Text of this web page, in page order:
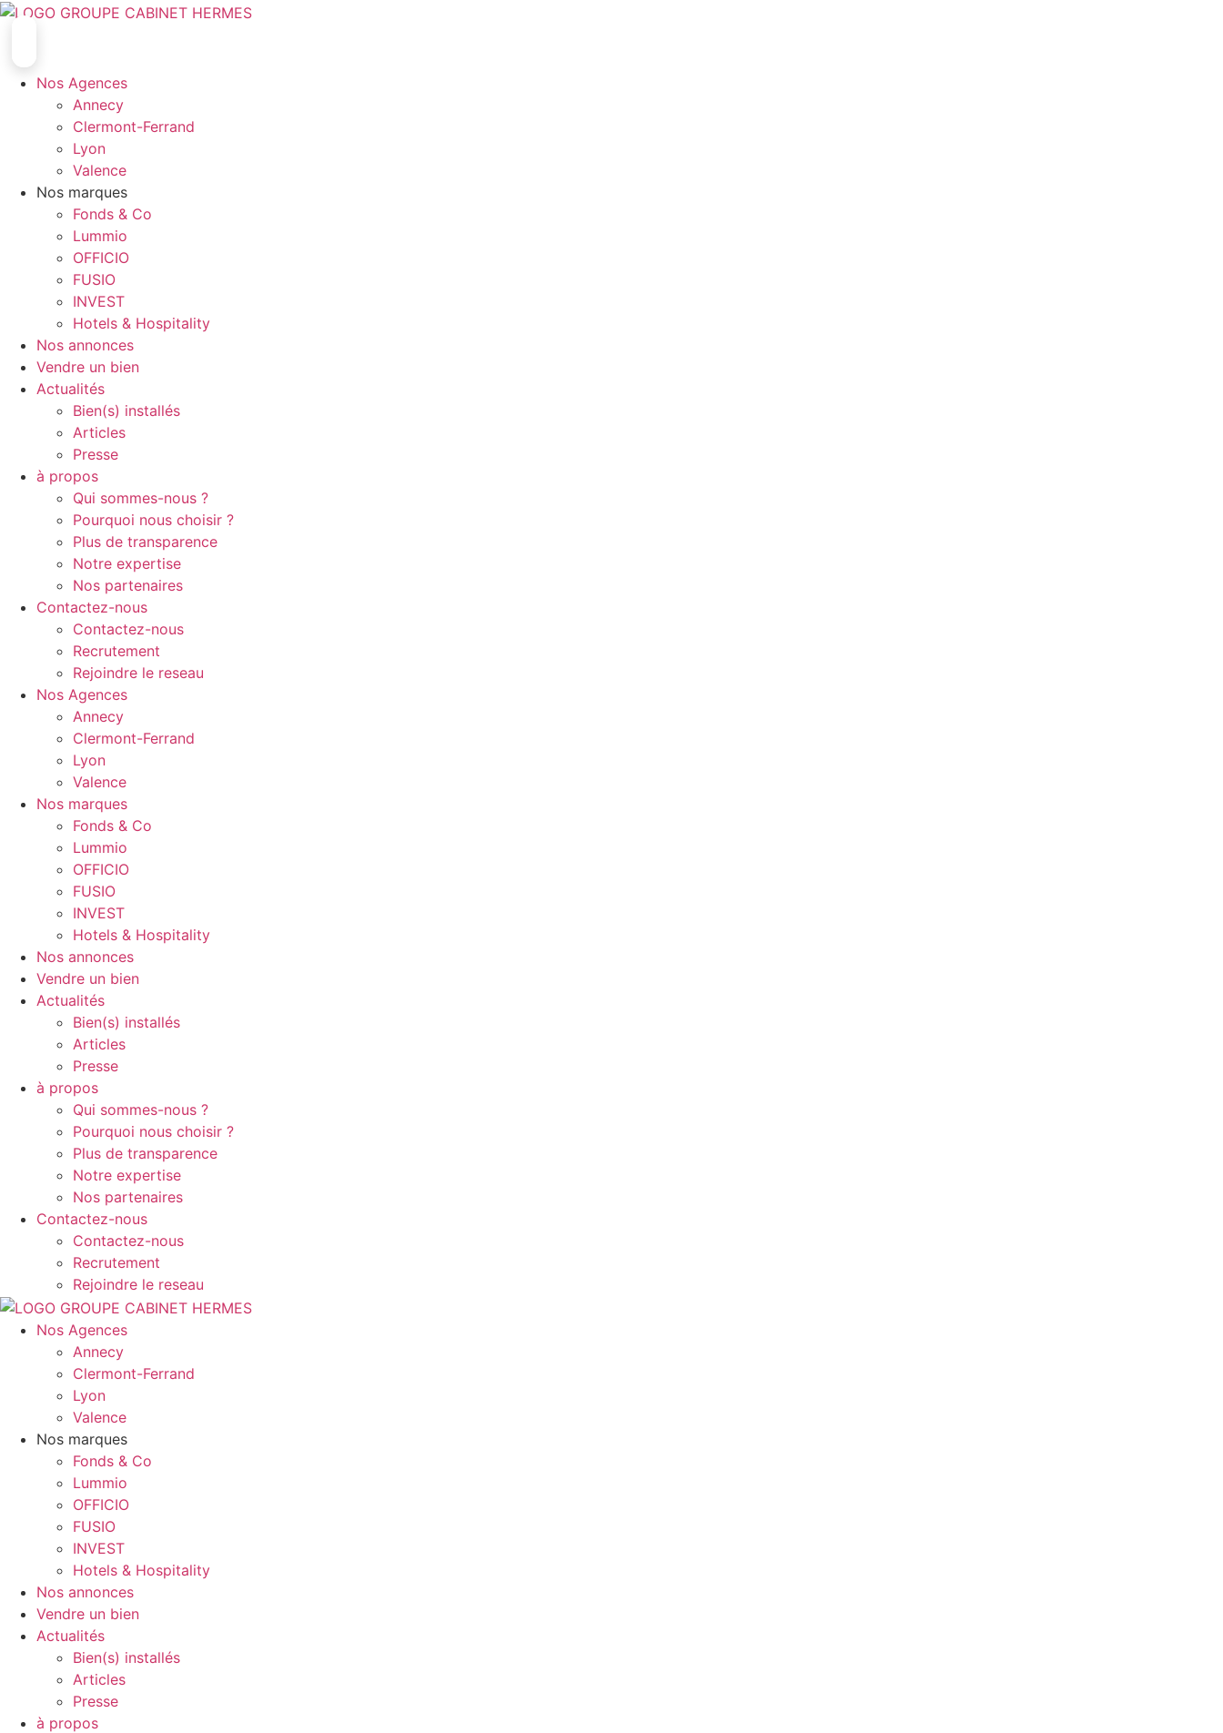
Aller
Nos Agences
Annecy
Clermont-Ferrand
Lyon
Valence
Nos marques
Fonds & Co
Lummio
OFFICIO
FUSIO
INVEST
Hotels & Hospitality
Nos annonces
Vendre un bien
Actualités
Bien(s) installés
Articles
Presse
à propos
Qui sommes-nous ?
Pourquoi nous choisir ?
Plus de transparence
Notre expertise
Nos partenaires
Contactez-nous
Contactez-nous
Recrutement
Rejoindre le reseau
Nos Agences
Annecy
Clermont-Ferrand
Lyon
Valence
Nos marques
Fonds & Co
Lummio
OFFICIO
FUSIO
INVEST
Hotels & Hospitality
Nos annonces
Vendre un bien
Actualités
Bien(s) installés
Articles
Presse
à propos
Qui sommes-nous ?
Pourquoi nous choisir ?
Plus de transparence
Notre expertise
Nos partenaires
Contactez-nous
Contactez-nous
Recrutement
Rejoindre le reseau
Nos Agences
Annecy
Clermont-Ferrand
Lyon
Valence
Nos marques
Fonds & Co
Lummio
OFFICIO
FUSIO
INVEST
Hotels & Hospitality
Nos annonces
Vendre un bien
Actualités
Bien(s) installés
Articles
Presse
à propos